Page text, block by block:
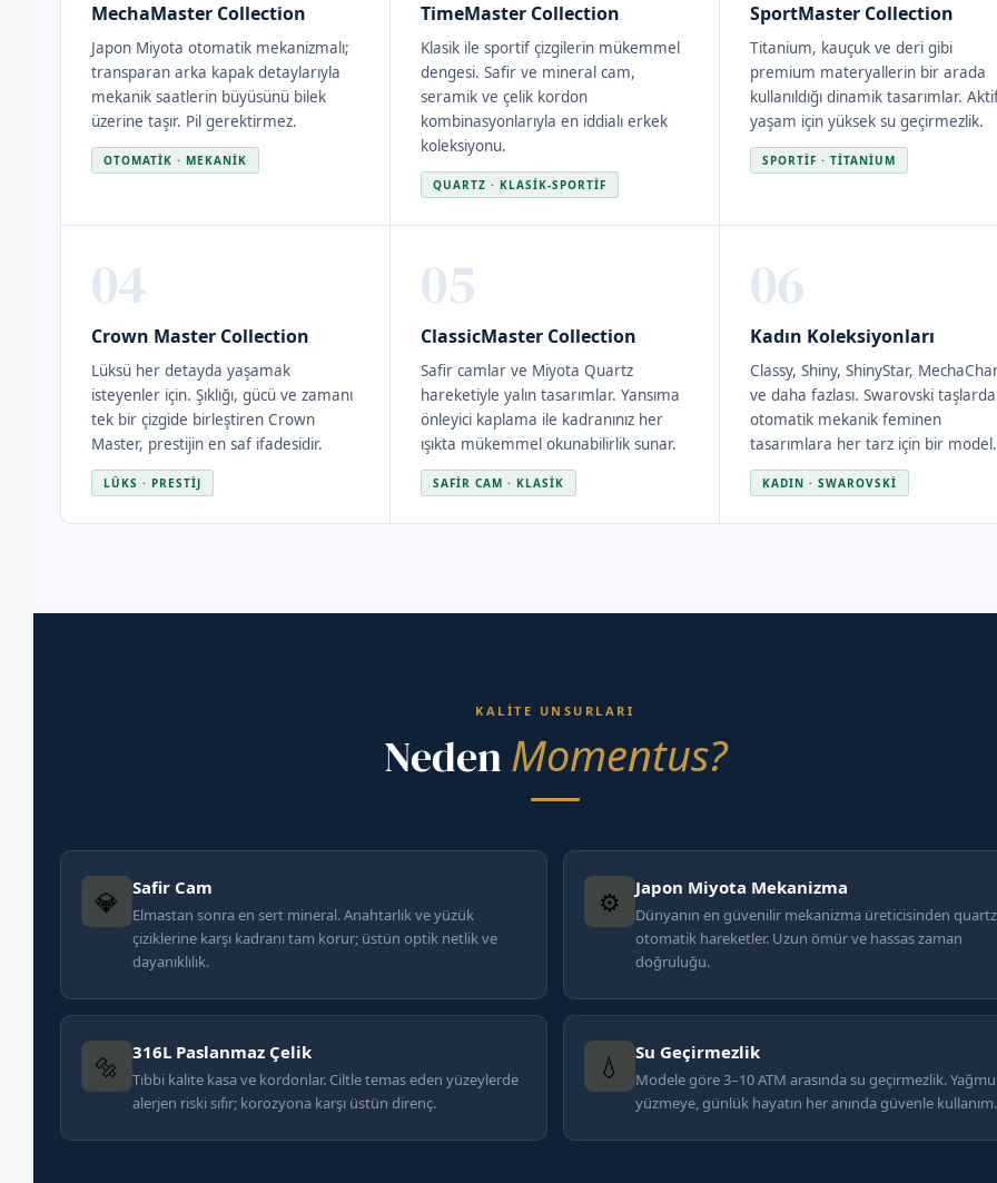
MechaMaster Collection
Japon Miyota otomatik mekanizmalı;
transparan arka kapak detaylarıyla
mekanik saatlerin büyüsünü bilek
üzerine taşır. Pil gerektirmez.
OTOMATIK · MEKANIK
TimeMaster Collection
Klasik ile sportif çizgilerin mükemmel
dengesi. Safir ve mineral cam,
seramik ve çelik kordon
kombinasyonlarıyla en iddialı erkek
koleksiyonu.
QUARTZ · KLASIK-SPORTIF
SportMaster Collection
Titanium, kauçuk ve deri gibi
premium materyallerin bir arada
kullanıldığı dinamik tasarımlar.
yaşam için yüksek su geçirmezlik.
SPORTIF · TITANIUM
04
Crown Master Collection
Lüksü her detayda yaşamak
isteyenler için. Şıklığı, gücü ve zamanı
tek bir çizgide birleştiren Crown
Master, prestijin en saf ifadesidir.
LÜKS · PRESTIJ
05
ClassicMaster Collection
Safir camlar ve Miyota Quartz
hareketiyle yalın tasarımlar. Yansıma
önleyici kaplama ile kadranınız her
ışıkta mükemmel okunabilirlik sunar.
SAFIR CAM · KLASIK
06
Kadın Koleksiyonları
Classy, Shiny, ShinyStar,
ve daha fazlası. Swarovski
otomatik mekanik feminen
tasarımlara her tarz için bir model.
KADIN · SWAROVSKI
KALITE UNSURLARI
NedenMomentus?
💎 Safir Cam
Elmastan sonra en sert mineral. Anahtarlık ve yüzük
çiziklerine karşı kadranı tam korur; üstün optik netlik ve
dayanıklılık.
⚙️ Japon Miyota Mekanizma
Dünyanın en güvenilir mekanizma üreticisinden
otomatik hareketler. Uzun ömür ve hassas zaman
doğruluğu.
🔩 316L Paslanmaz Çelik
Tıbbi kalite kasa ve kordonlar. Ciltle temas eden yüzeylerde
alerjen riski sıfır; korozyona karşı üstün direnç.
💧 Su Geçirmezlik
Modele göre 3–10 ATM arasında su geçirmezlik.
yüzmeye, günlük hayatın her anında güvenle kullanım.